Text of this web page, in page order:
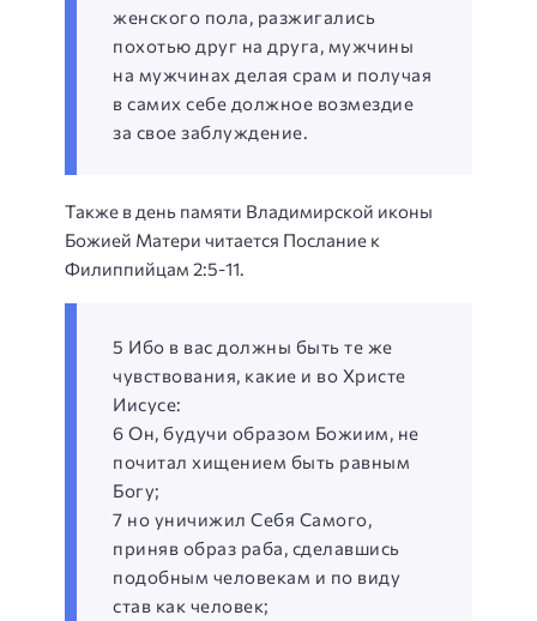
женского пола, разжигались
похотью друг на друга, мужчины
на мужчинах делая срам и получая
в самих себе должное возмездие
за свое заблуждение.
Также в день памяти Владимирской иконы
Божией Матери читается Послание к
Филиппийцам 2:5-11.
5 Ибо в вас должны быть те же
чувствования, какие и во Христе
Иисусе:
6 Он, будучи образом Божиим, не
почитал хищением быть равным
Богу;
7 но уничижил Себя Самого,
приняв образ раба, сделавшись
подобным человекам и по виду
став как человек;